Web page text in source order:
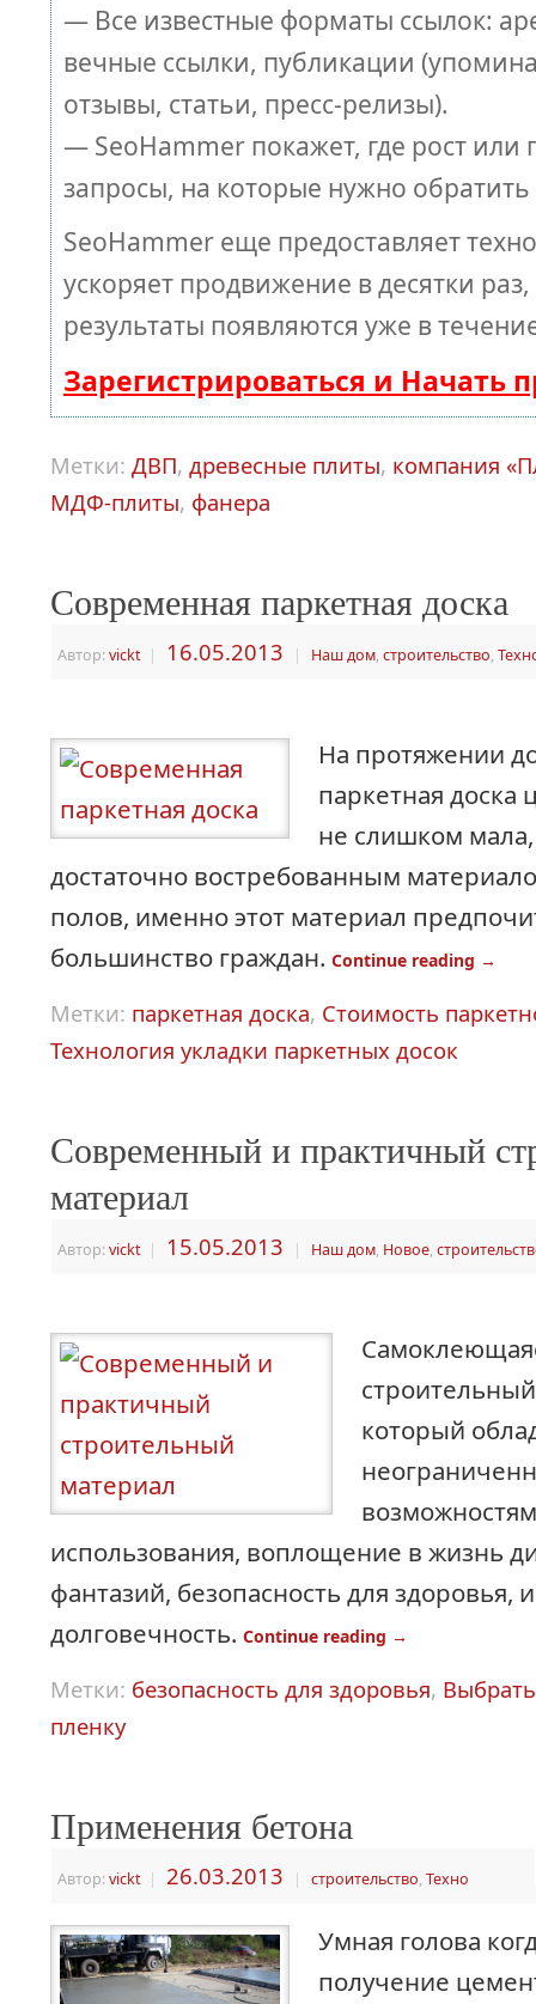
— Все известные форматы ссылок:
вечные ссылки, публикации
отзывы, статьи, пресс-релизы).
— SeoHammer покажет, где рост или
запросы, на которые нужно
SeoHammer еще предоставляет
ускоряет продвижение в десятки
результаты появляются уже в
Зарегистрироваться и Начать
Метки: ДВП, древесные плиты, компания
МДФ-плиты, фанера
Современная паркетная доска
Автор:vickt | 16.05.2013 | Наш дом, строительство,
На протяжении
паркетная доска
не слишком мала,
достаточно востребованным
полов, именно этот материал
большинство граждан. Continue reading →
Метки: паркетная доска, Стоимость
Технология укладки паркетных досок
Современный и практичный
материал
Автор:vickt | 15.05.2013 | Наш дом, Новое,
который
использования, воплощение в жизнь
фантазий, безопасность для здоровья,
долговечность. Continue reading →
Метки: безопасность для здоровья,
пленку
Применения бетона
Автор:vickt | 26.03.2013 | строительство, Техно
Умная голова
получение